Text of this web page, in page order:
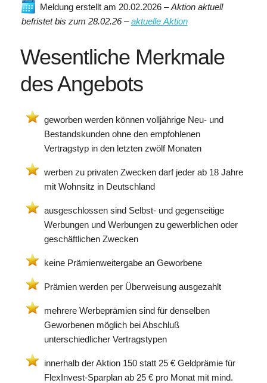
Meldung erstellt am 20.02.2026 –Aktion aktuell
befristet bis zum 28.02.26 –aktuelle Aktion
Wesentliche Merkmale
des Angebots
geworben werden können volljährige Neu- und
Bestandskunden ohne den empfohlenen
Vertragstyp in den letzten zwölf Monaten
werben zu privaten Zwecken darf jeder ab 18 Jahre
mit Wohnsitz in Deutschland
ausgeschlossen sind Selbst- und gegenseitige
Werbungen und Werbungen zu gewerblichen oder
geschäftlichen Zwecken
keine Prämienweitergabe an Geworbene
Prämien werden per Überweisung ausgezahlt
mehrere Werbeprämien sind für denselben
Geworbenen möglich bei Abschluß
unterschiedlicher Vertragstypen
innerhalb der Aktion 150 statt 25 € Geldprämie für
FlexInvest-Sparplan ab 25 € pro Monat mit mind.